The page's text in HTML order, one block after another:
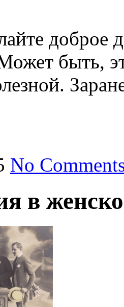
быть,
No
в